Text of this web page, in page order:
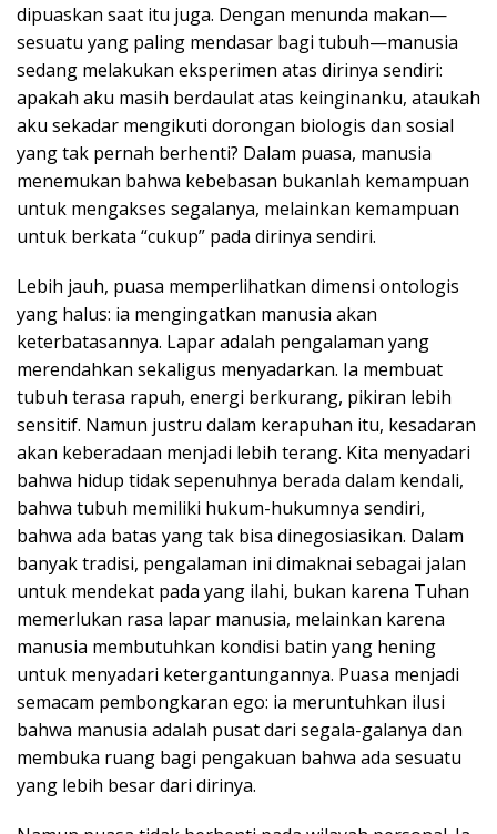
dipuaskan saat itu juga. Dengan menunda makan—
sesuatu yang paling mendasar bagi tubuh—manusia
sedang melakukan eksperimen atas dirinya sendiri:
apakah aku masih berdaulat atas keinginanku, ataukah
aku sekadar mengikuti dorongan biologis dan sosial
yang tak pernah berhenti? Dalam puasa, manusia
menemukan bahwa kebebasan bukanlah kemampuan
untuk mengakses segalanya, melainkan kemampuan
untuk berkata “cukup” pada dirinya sendiri.
Lebih jauh, puasa memperlihatkan dimensi ontologis
yang halus: ia mengingatkan manusia akan
keterbatasannya. Lapar adalah pengalaman yang
merendahkan sekaligus menyadarkan. Ia membuat
tubuh terasa rapuh, energi berkurang, pikiran lebih
sensitif. Namun justru dalam kerapuhan itu, kesadaran
akan keberadaan menjadi lebih terang. Kita menyadari
bahwa hidup tidak sepenuhnya berada dalam kendali,
bahwa tubuh memiliki hukum-hukumnya sendiri,
bahwa ada batas yang tak bisa dinegosiasikan. Dalam
banyak tradisi, pengalaman ini dimaknai sebagai jalan
untuk mendekat pada yang ilahi, bukan karena Tuhan
memerlukan rasa lapar manusia, melainkan karena
manusia membutuhkan kondisi batin yang hening
untuk menyadari ketergantungannya. Puasa menjadi
semacam pembongkaran ego: ia meruntuhkan ilusi
bahwa manusia adalah pusat dari segala-galanya dan
membuka ruang bagi pengakuan bahwa ada sesuatu
yang lebih besar dari dirinya.